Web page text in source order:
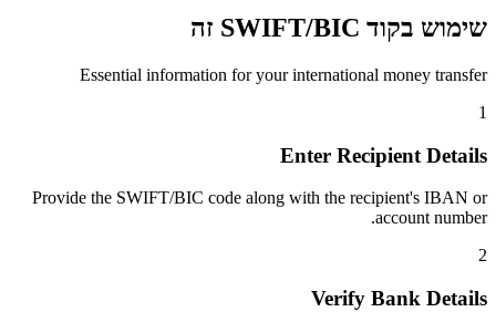
שימוש בקוד SWIFT/BIC זה
Essential information for your international money transfer
1
Enter Recipient Details
Provide the SWIFT/BIC code along with the recipient's IBAN or
account number.
2
Verify Bank Details